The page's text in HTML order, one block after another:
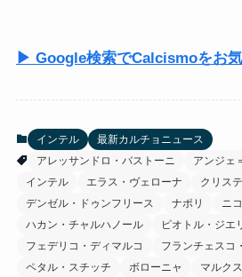
▶ Google検索でCalcismoをお
インテル
最新カルチョニュース
アレッサンドロ・バストーニ
アンジェ
インテル
エラス・ヴェローナ クリス
デンゼル・ドゥンフリース
ナポリ
ニ
ハカン・チャルハノール
ピオトル・ジエ
フェデリコ・ディマルコ
フランチェスコ
ペタル・スチッチ
ボローニャ
マルク